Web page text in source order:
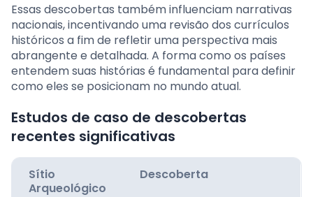
Essas descobertas também influenciam narrativas
nacionais, incentivando uma revisão dos currículos
históricos a fim de refletir uma perspectiva mais
abrangente e detalhada. A forma como os países
entendem suas histórias é fundamental para definir
como eles se posicionam no mundo atual.
Estudos de caso de descobertas
recentes significativas
Sítio
Arqueológico
Descoberta